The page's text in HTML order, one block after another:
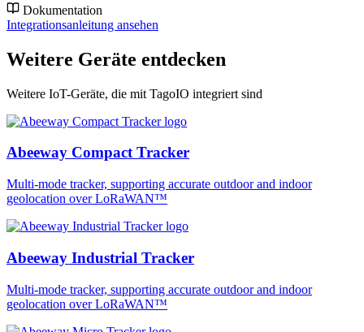
Dokumentation
Integrationsanleitung ansehen
Weitere Geräte entdecken
Weitere IoT-Geräte, die mit TagoIO integriert sind
Abeeway Compact Tracker
Multi-mode tracker, supporting accurate outdoor and indoor
geolocation over LoRaWAN™
Abeeway Industrial Tracker
Multi-mode tracker, supporting accurate outdoor and indoor
geolocation over LoRaWAN™